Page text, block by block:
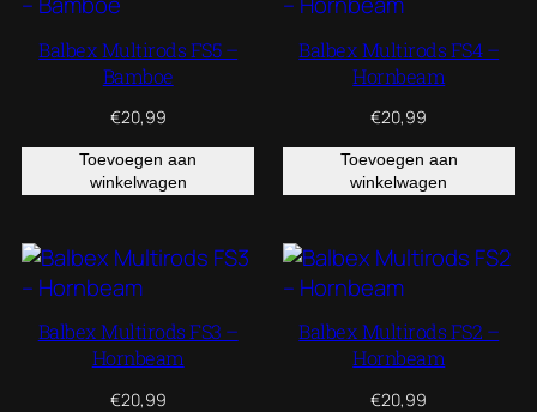
Balbex Multirods FS5 –
Bamboe
€20,99
Toevoegen aan
winkelwagen
Balbex Multirods FS4 –
Hornbeam
€20,99
Toevoegen aan
winkelwagen
Balbex Multirods FS3 –
Hornbeam
€20,99
Balbex Multirods FS2 –
Hornbeam
€20,99